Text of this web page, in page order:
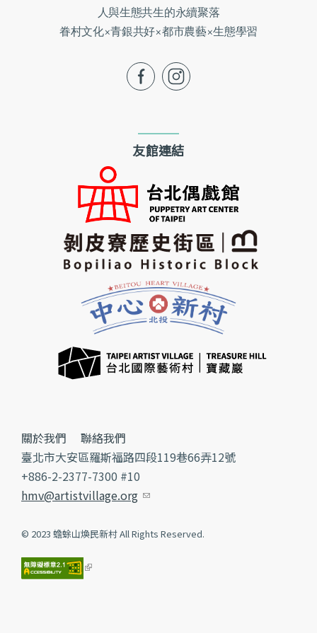
人與生態共生的永續聚落
眷村文化×青銀共好×都市農藝×生態學習
fb ig
友館連結
關於我們
聯絡我們
臺北市大安區羅斯福路四段119巷66弄12號
+886-2-2377-7300 #10
hmv@artistvillage.org (link sends e-mail)
© 2023 蟾蜍山煥民新村 All Rights Reserved.
(link is external)